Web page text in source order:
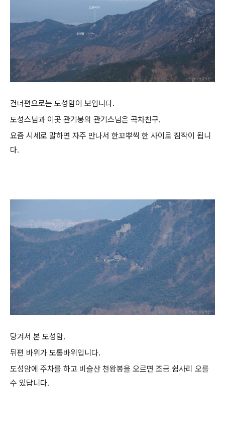
건너편으로는 도성암이 보입니다.
도성스님과 이곳 관기봉의 관기스님은 곡차친구.
요즘 시세로 말하면 자주 만나서 한꼬뿌씩 한 사이로 짐작이 됩니
다.
당겨서 본 도성암.
뒤편 바위가 도통바위입니다.
도성암에 주차를 하고 비슬산 천왕봉을 오르면 조금 쉽사리 오를
수 있답니다.